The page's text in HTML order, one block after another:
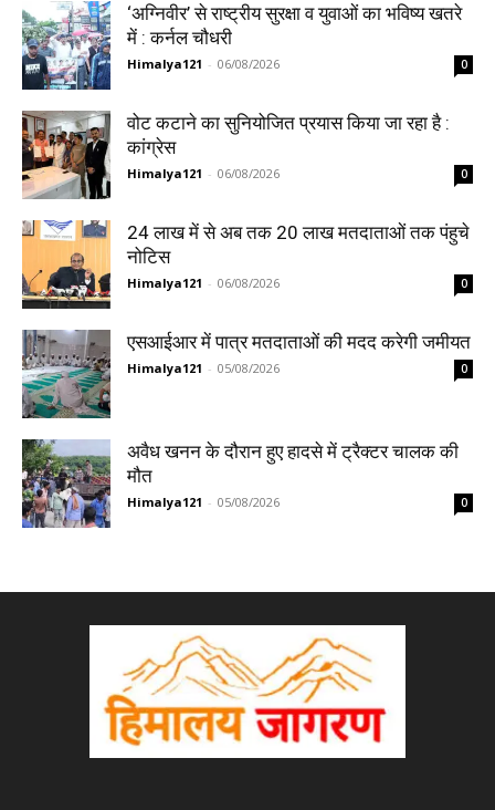
‘अग्निवीर’ से राष्ट्रीय सुरक्षा व युवाओं का भविष्य खतरे
में : कर्नल चौधरी
Himalya121 - 06/08/2026 0
वोट कटाने का सुनियोजित प्रयास किया जा रहा है :
कांग्रेस
Himalya121 - 06/08/2026 0
24 लाख में से अब तक 20 लाख मतदाताओं तक पंहुचे
नोटिस
Himalya121 - 06/08/2026 0
एसआईआर में पात्र मतदाताओं की मदद करेगी जमीयत
Himalya121 - 05/08/2026 0
अवैध खनन के दौरान हुए हादसे में ट्रैक्टर चालक की
मौत
Himalya121 - 05/08/2026 0